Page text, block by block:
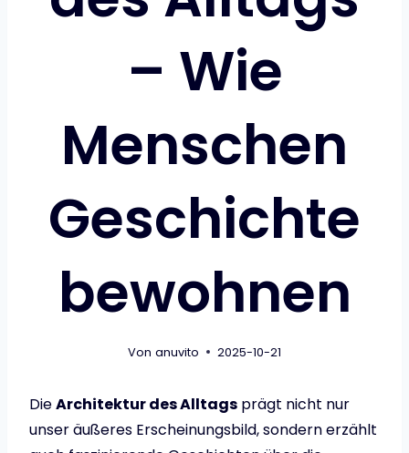
– Wie
Menschen
Geschichte
bewohnen
Von anuvito 2025-10-21
DieArchitektur des Alltags prägt nicht nur
unser äußeres Erscheinungsbild, sondern erzählt